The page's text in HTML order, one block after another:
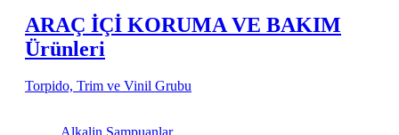
ARAÇ İÇİ KORUMA VE BAKIM
Ürünleri
Torpido, Trim ve Vinil Grubu